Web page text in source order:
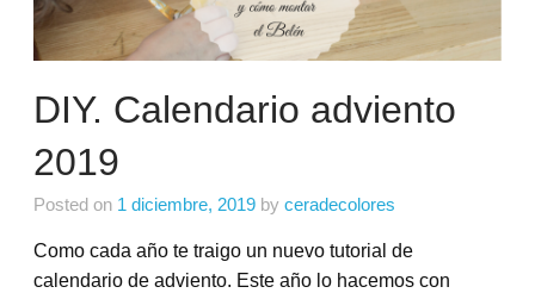
DIY. Calendario adviento
2019
Posted on 1 diciembre, 2019 by ceradecolores
Como cada año te traigo un nuevo tutorial de
calendario de adviento. Este año lo hacemos con